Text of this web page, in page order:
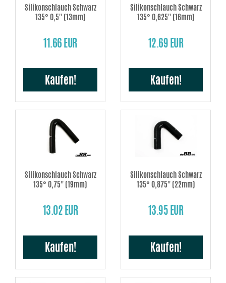
Silikonschlauch Schwarz
135° 0,5'' (13mm)
11.66 EUR
Kaufen!
Silikonschlauch Schwarz
135° 0,625'' (16mm)
12.69 EUR
Kaufen!
Silikonschlauch Schwarz
135° 0,75'' (19mm)
13.02 EUR
Kaufen!
Silikonschlauch Schwarz
135° 0,875'' (22mm)
13.95 EUR
Kaufen!